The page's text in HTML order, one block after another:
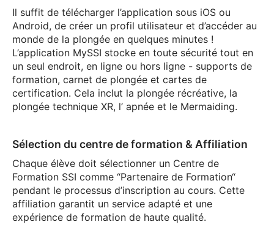
Il suffit de télécharger l’application sous iOS ou
Android, de créer un profil utilisateur et d’accéder au
monde de la plongée en quelques minutes !
L’application MySSI stocke en toute sécurité tout en
un seul endroit, en ligne ou hors ligne - supports de
formation, carnet de plongée et cartes de
certification. Cela inclut la plongée récréative, la
plongée technique XR, l’ apnée et le Mermaiding.
Sélection du centre de formation & Affiliation
Chaque élève doit sélectionner un Centre de
Formation SSI comme “Partenaire de Formation“
pendant le processus d’inscription au cours. Cette
affiliation garantit un service adapté et une
expérience de formation de haute qualité.